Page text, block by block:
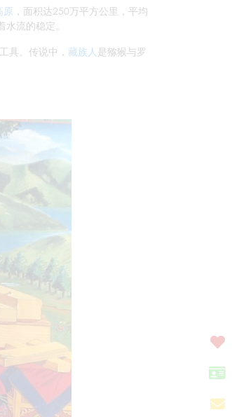
原 ，面积达250万平方公里，平均
流的稳定。
具。传说中， 藏族人 是猕猴与罗